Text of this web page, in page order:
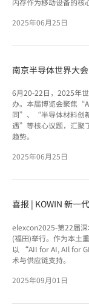
内存作为移动设备的核
2025年06月25日
南京半导体世界大
6月20-22日，2025年
办。本届博览会聚焦
同”、“半导体材料创
遇”等核心议题，汇聚
趋势。
2025年06月25日
喜报 | KOWIN 新一
elexcon2025-第22届
(福田)举行。作为本土
以 “AII for AI, AIl for
术与供应链支持。
2025年09月01日